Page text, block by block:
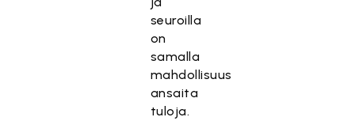
seuroilla
on
samalla
mahdollisuus
ansaita
tuloja.